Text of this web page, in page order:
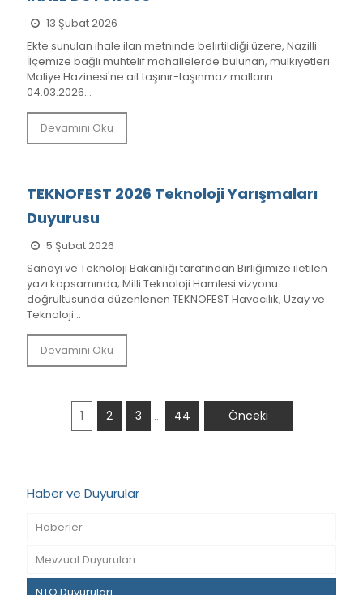
13 Şubat 2026
Ekte sunulan ihale ilan metninde belirtildiği üzere, Nazilli
İlçemize bağlı muhtelif mahallelerde bulunan, mülkiyetleri
Maliye Hazinesi'ne ait taşınır-taşınmaz malların
04.03.2026...
Devamını Oku
TEKNOFEST 2026 Teknoloji Yarışmaları
Duyurusu
5 Şubat 2026
Sanayi ve Teknoloji Bakanlığı tarafından Birliğimize iletilen
yazı kapsamında; Milli Teknoloji Hamlesi vizyonu
doğrultusunda düzenlenen TEKNOFEST Havacılık, Uzay ve
Teknoloji...
Devamını Oku
1 2 3 … 44 Önceki
Haber ve Duyurular
Haberler
Mevzuat Duyuruları